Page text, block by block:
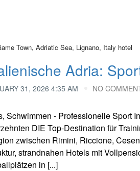
Adria:
31, 2026 4:35 AM NO
Schwimmen - Professionelle Sport
DIE Top-Destination für
zwischen Rimini, Riccione,
strandnahen Hotels mit
in [...]